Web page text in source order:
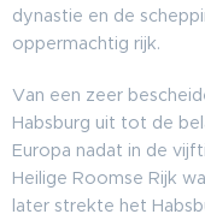
dynastie en de
oppermachtig rijk.
Van een zeer
Habsburg uit tot de
Europa nadat in de
Heilige Roomse Rijk
later strekte het